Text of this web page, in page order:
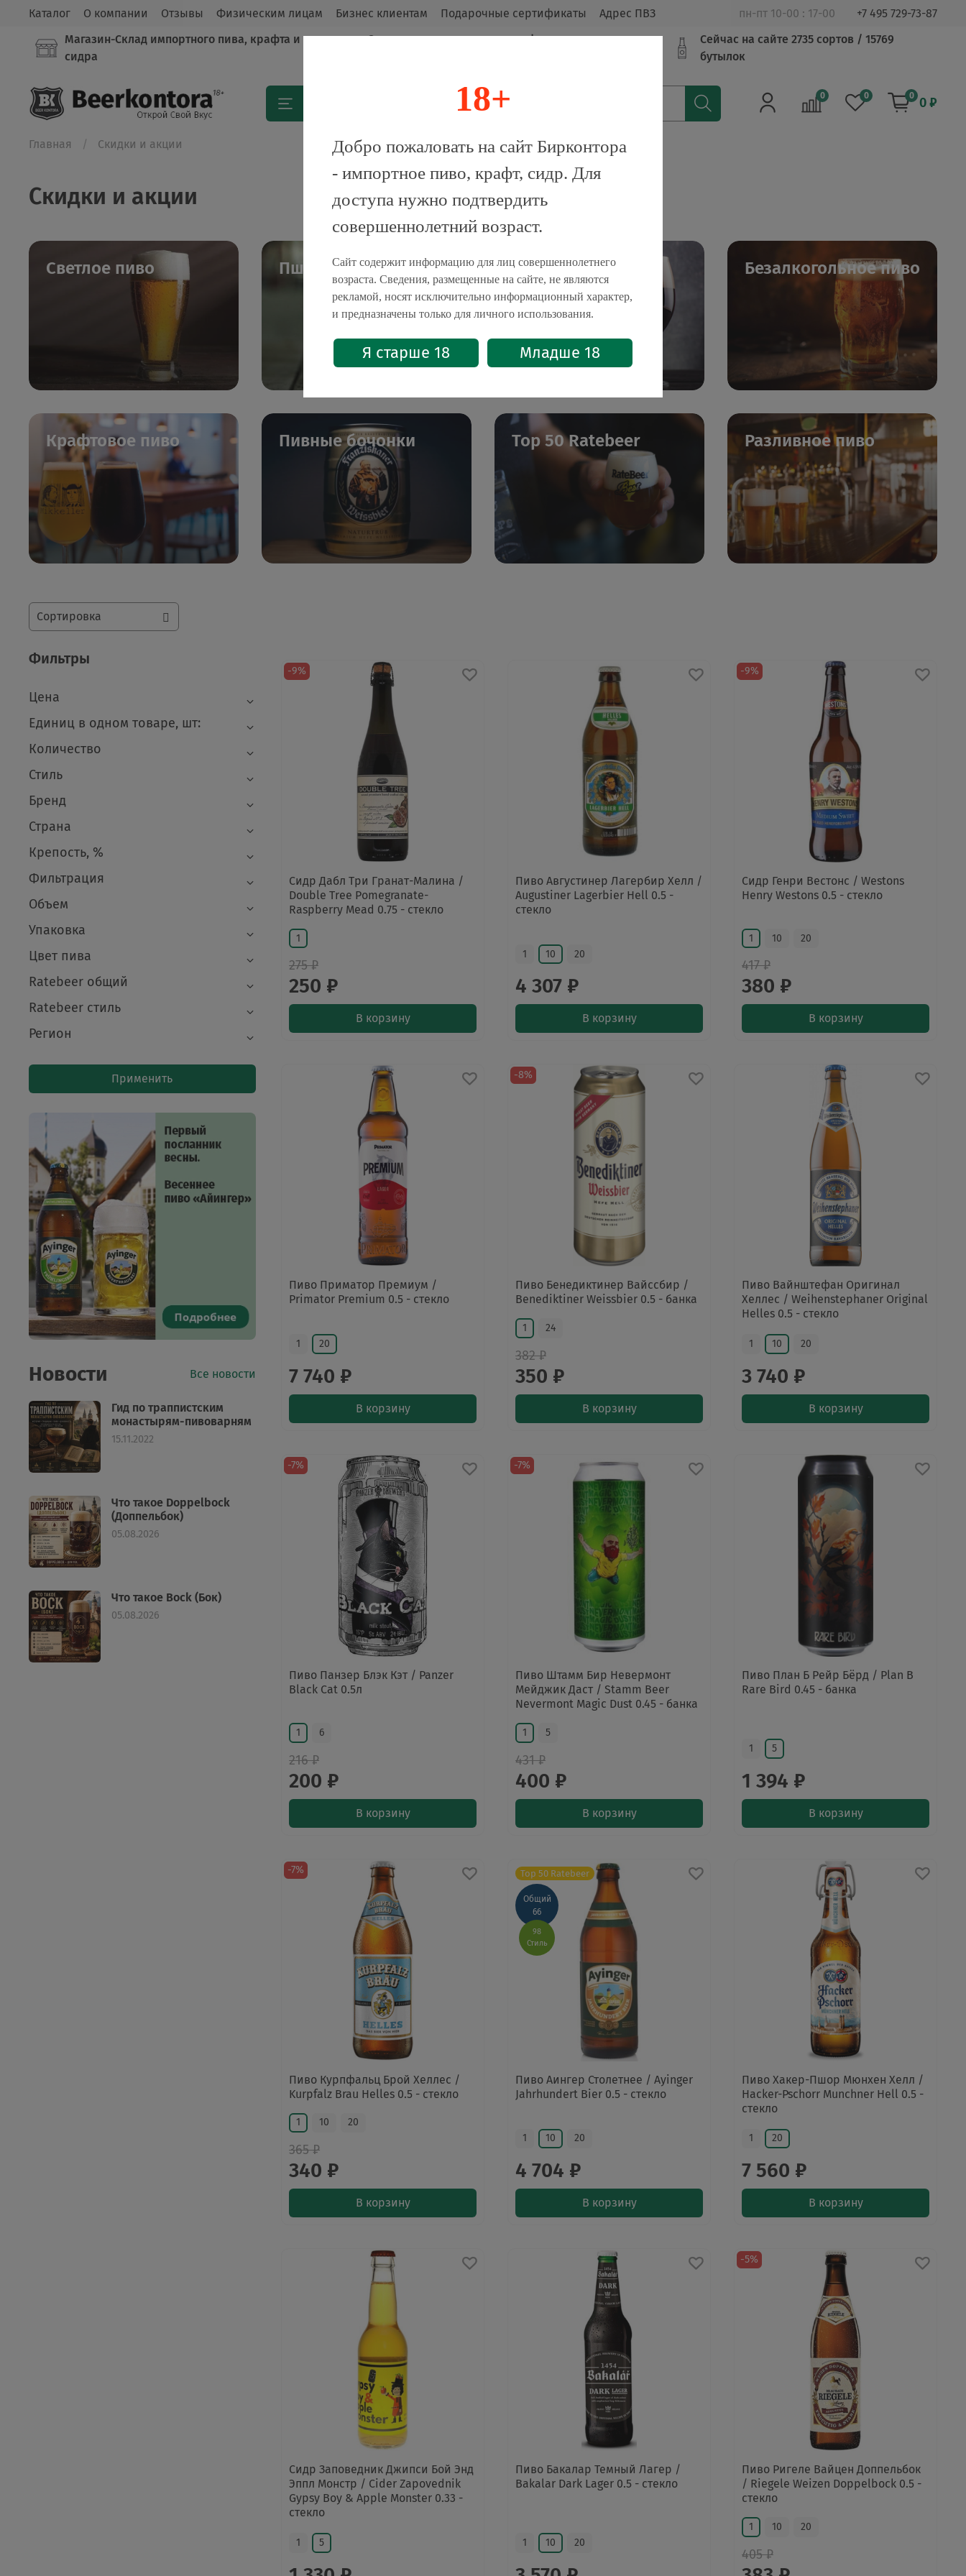
Каталог О компании Отзывы Физическим лицам Бизнес клиентам Подарочные сертификаты Адрес ПВЗ пн-пт 10-00 : 17-00
+7 495 729-73-87
Магазин-Склад импортного пива, крафта и
сидра
Оригинальные продукты от официальных
Сейчас на сайте 2735 сортов / 15769
бутылок
0 0 0 0 ₽
Главная Скидки и акции
Скидки и акции
Светлое пиво Пшеничное пиво Темное пиво Безалкогольное пиво
Крафтовое пиво Пивные бочонки Top 50 Ratebeer Разливное пиво
-9%
Сидр Дабл Три Гранат-Малина /
Double Tree Pomegranate-
Raspberry Mead 0.75 - стекло
1
275 ₽
250 ₽
В корзину
Пиво Августинер Лагербир Хелл /
Augustiner Lagerbier Hell 0.5 -
стекло
1 10 20
4 307 ₽
В корзину
-9%
Сидр Генри Вестонс / Westons
Henry Westons 0.5 - стекло
1 10 20
417 ₽
380 ₽
В корзину
Пиво Приматор Премиум /
Primator Premium 0.5 - стекло
1 20
7 740 ₽
В корзину
-8%
Пиво Бенедиктинер Вайссбир /
Benediktiner Weissbier 0.5 - банка
1 24
382 ₽
350 ₽
В корзину
Пиво Вайнштефан Оригинал
Хеллес / Weihenstephaner Original
Helles 0.5 - стекло
1 10 20
3 740 ₽
В корзину
-7%
Пиво Панзер Блэк Кэт / Panzer
Black Cat 0.5л
1 6
216 ₽
200 ₽
В корзину
-7%
Пиво Штамм Бир Невермонт
Мейджик Даст / Stamm Beer
Nevermont Magic Dust 0.45 - банка
1 5
431 ₽
400 ₽
В корзину
Пиво План Б Рейр Бёрд / Plan B
Rare Bird 0.45 - банка
1 5
1 394 ₽
В корзину
-7%
Пиво Курпфальц Брой Хеллес /
Kurpfalz Brau Helles 0.5 - стекло
1 10 20
365 ₽
340 ₽
В корзину
Top 50 Ratebeer
Общий
66
98
Стиль
Пиво Аингер Столетнее / Ayinger
Jahrhundert Bier 0.5 - стекло
1 10 20
4 704 ₽
В корзину
Пиво Хакер-Пшор Мюнхен Хелл /
Hacker-Pschorr Munchner Hell 0.5 -
стекло
1 20
7 560 ₽
В корзину
Сидр Заповедник Джипси Бой Энд
Эппл Монстр / Cider Zapovednik
Gypsy Boy & Apple Monster 0.33 -
стекло
1 5
Пиво Бакалар Темный Лагер /
Bakalar Dark Lager 0.5 - стекло
1 10 20
-5%
Пиво Ригеле Вайцен Доппельбок
/ Riegele Weizen Doppelbock 0.5 -
стекло
1 10 20
405 ₽
Фильтры
Цена
Единиц в одном товаре, шт:
Количество
Стиль
Бренд
Страна
Крепость, %
Фильтрация
Объем
Упаковка
Цвет пива
Ratebeer общий
Ratebeer стиль
Регион
Применить
Новости Все новости
Гид по траппистским
монастырям-пивоварням
15.11.2022
Что такое Doppelbock
(Доппельбок)
05.08.2026
Что такое Bock (Бок)
05.08.2026
18+
Добро пожаловать на сайт Бирконтора
- импортное пиво, крафт, сидр. Для
доступа нужно подтвердить
совершеннолетний возраст.
Сайт содержит информацию для лиц совершеннолетнего
возраста. Сведения, размещенные на сайте, не являются
рекламой, носят исключительно информационный характер,
и предназначены только для личного использования.
Я старше 18 Младше 18